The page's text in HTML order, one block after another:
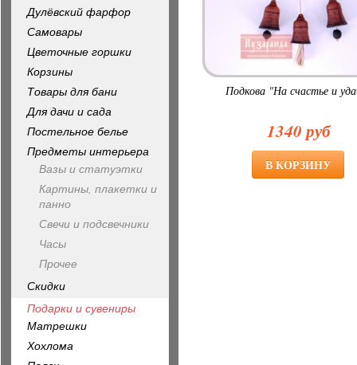
Подкова "На счастье и
1340 руб
Дулёвский фарфор
Самовары
Цветочные горшки
Корзины
Товары для бани
Для дачи и сада
Постельное белье
Предметы интерьера
Вазы и статуэтки
Картины, плакетки и
панно
Свечи и подсвечники
Часы
Прочее
Скидки
Подарки и сувениры
Матрешки
Хохлома